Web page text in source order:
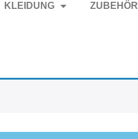
KLEIDUNG ZUBEHÖR